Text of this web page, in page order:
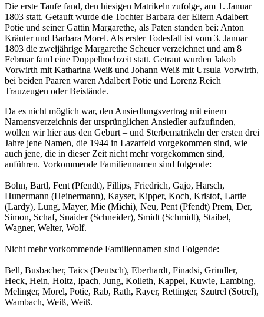
Die erste Taufe fand, den hiesigen Matrikeln zufolge, am 1. Januar
1803 statt. Getauft wurde die Tochter Barbara der Eltern Adalbert
Potie und seiner Gattin Margarethe, als Paten standen bei: Anton
Kräuter und Barbara Morel. Als erster Todesfall ist vom 3. Januar
1803 die zweijährige Margarethe Scheuer verzeichnet und am 8
Februar fand eine Doppelhochzeit statt. Getraut wurden Jakob
Vorwirth mit Katharina Weiß und Johann Weiß mit Ursula Vorwirth,
bei beiden Paaren waren Adalbert Potie und Lorenz Reich
Trauzeugen oder Beistände.
Da es nicht möglich war, den Ansiedlungsvertrag mit einem
Namensverzeichnis der ursprünglichen Ansiedler aufzufinden,
wollen wir hier aus den Geburt – und Sterbematrikeln der ersten drei
Jahre jene Namen, die 1944 in Lazarfeld vorgekommen sind, wie
auch jene, die in dieser Zeit nicht mehr vorgekommen sind,
anführen. Vorkommende Familiennamen sind folgende:
Bohn, Bartl, Fent (Pfendt), Fillips, Friedrich, Gajo, Harsch,
Hunermann (Heinermann), Kayser, Kipper, Koch, Kristof, Lartie
(Lardy), Lung, Mayer, Mie (Michi), Neu, Pent (Pfendt) Prem, Der,
Simon, Schaf, Snaider (Schneider), Smidt (Schmidt), Staibel,
Wagner, Welter, Wolf.
Nicht mehr vorkommende Familiennamen sind Folgende:
Bell, Busbacher, Taics (Deutsch), Eberhardt, Finadsi, Grindler,
Heck, Hein, Holtz, Ipach, Jung, Kolleth, Kappel, Kuwie, Lambing,
Melinger, Morel, Potie, Rab, Rath, Rayer, Rettinger, Szutrel (Sotrel),
Wambach, Weiß, Weiß.